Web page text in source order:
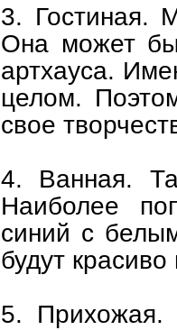
3. Гостиная.
Она может
артхауса.
целом.
свое
4. Ванная.
Наиболее
синий с
будут
5. Прихожая.